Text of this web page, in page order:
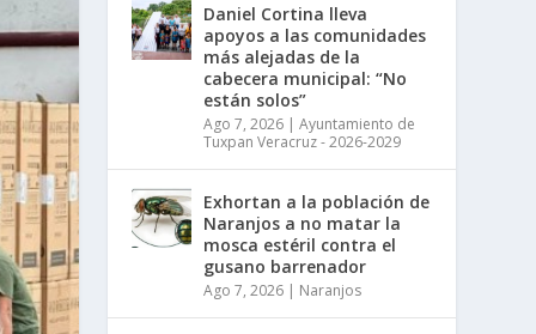
Daniel Cortina lleva
apoyos a las comunidades
más alejadas de la
cabecera municipal: “No
están solos”
Ago 7, 2026 |Ayuntamiento de
Tuxpan Veracruz - 2026-2029
Exhortan a la población de
Naranjos a no matar la
mosca estéril contra el
gusano barrenador
Ago 7, 2026 | Naranjos